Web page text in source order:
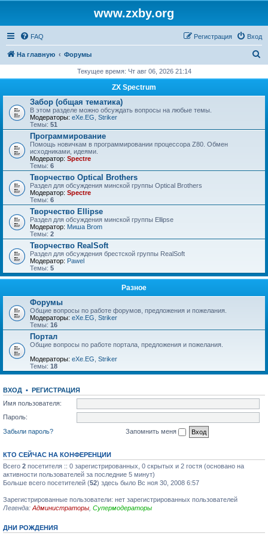
www.zxby.org
FAQ Вход
Регистрация
На главную Форумы
с
Текущее время: Чт авг 06, 2026 21:14
ZX Spectrum
Забор (общая тематика)
В этом разделе можно обсуждать вопросы на любые темы.
Модераторы: eXe.EG Striker
Темы: 51
Программирование
Помощь новичкам в программировании процессора Z80. Обмен
исходниками, идеями.
Модератор: Spectre
Темы: 6
Творчество Optical Brothers
Раздел для обсуждения минской группы Optical Brothers
Модератор: Spectre
Темы: 6
Творчество Ellipse
Раздел для обсуждения минской группы Ellipse
Модератор: Миша Brom
Темы: 2
Творчество RealSoft
Раздел для обсуждения брестской группы RealSoft
Модератор: Pawel
Темы: 5
Разное
Форумы
Общие вопросы по работе форумов, предложения и пожелания.
Модераторы: eXe.EG Striker
Темы: 16
Портал
Общие вопросы по работе портала, предложения и пожелания.
Модераторы: eXe.EG Striker
Темы: 18
ВХОД • РЕГИСТРАЦИЯ
Имя пользователя:
Пароль:
Забыли пароль?
Запомнить меня
КТО СЕЙЧАС НА КОНФЕРЕНЦИИ
Всего 2 посетителя :: 0 зарегистрированных, 0 скрытых и 2 гостя (основано на
активности пользователей за последние 5 минут)
Больше всего посетителей (52) здесь было Вс ноя 30, 2008 6:57
Зарегистрированные пользователи: нет зарегистрированных пользователей
Легенда: Администраторы Супермодераторы
ДНИ РОЖДЕНИЯ